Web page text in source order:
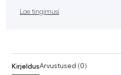
Loe tingimusi
KirjeldusArvustused (0)